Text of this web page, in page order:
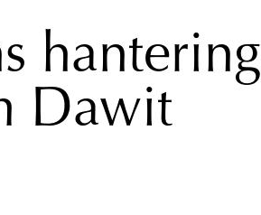
hantering
Dawit